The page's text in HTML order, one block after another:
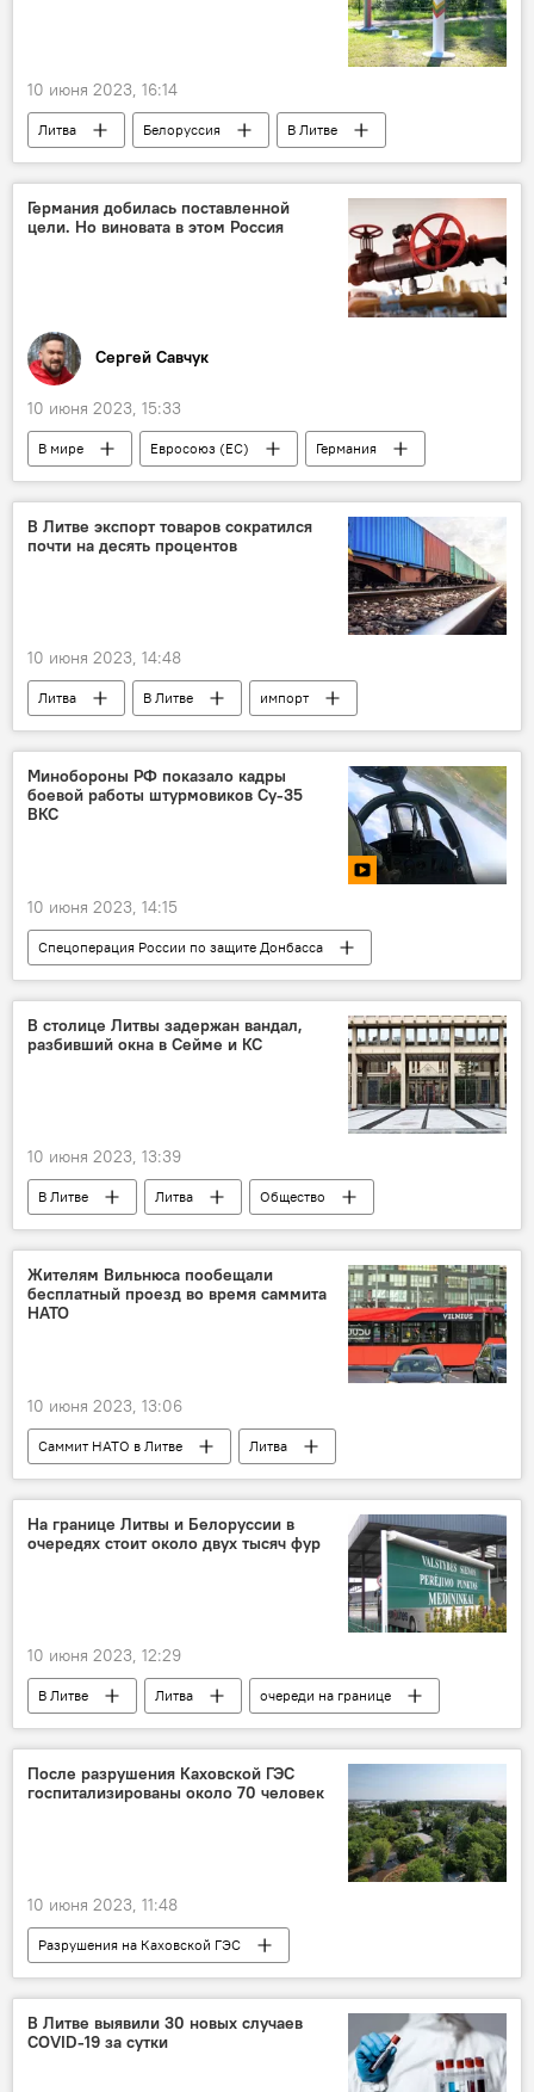
10 июня 2023, 16:14
Литва Белоруссия
В Литве
Государственный пограничный комитет Беларуси
пограничники
Германия добилась поставленной
цели. Но виновата в этом Россия
Сергей Савчук
10 июня 2023, 15:33
В мире Евросоюз (ЕС)
Германия
Россия
В Литве экспорт товаров сократился
почти на десять процентов
10 июня 2023, 14:48
Литва В Литве
импорт
экспорт
товары Экономика
Минобороны РФ показало кадры
боевой работы штурмовиков Су-35
ВКС
10 июня 2023, 14:15
Спецоперация России по защите Донбасса
В мире
Минобороны РФ Украина
В столице Литвы задержан вандал,
разбивший окна в Сейме и КС
10 июня 2023, 13:39
В Литве Литва
Общество
Сейм
Вильнюс полиция Литвы
Жителям Вильнюса пообещали
бесплатный проезд во время саммита
НАТО
10 июня 2023, 13:06
Саммит НАТО в Литве
Литва
В Литве
Вильнюс
общественный транспорт
Общество
На границе Литвы и Белоруссии в
очередях стоит около двух тысяч фур
10 июня 2023, 12:29
В Литве Литва
очереди на границе
Белоруссия
После разрушения Каховской ГЭС
госпитализированы около 70 человек
10 июня 2023, 11:48
Разрушения на Каховской ГЭС
Херсонская область
В Литве выявили 30 новых случаев
COVID-19 за сутки